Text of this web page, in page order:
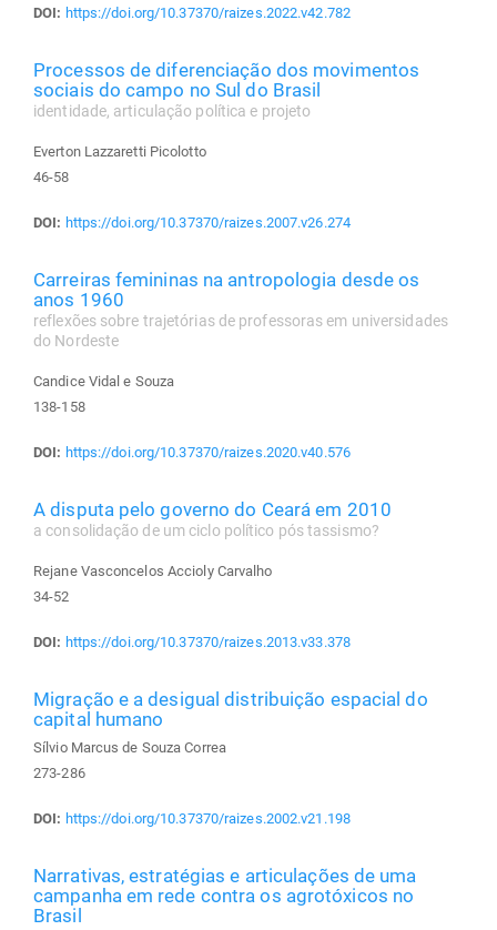
DOI: https://doi.org/10.37370/raizes.2022.v42.782
Processos de diferenciação dos movimentos
sociais do campo no Sul do Brasil
identidade, articulação política e projeto
Everton Lazzaretti Picolotto
46-58
DOI: https://doi.org/10.37370/raizes.2007.v26.274
Carreiras femininas na antropologia desde os
anos 1960
reflexões sobre trajetórias de professoras em universidades
do Nordeste
Candice Vidal e Souza
138-158
DOI: https://doi.org/10.37370/raizes.2020.v40.576
A disputa pelo governo do Ceará em 2010
a consolidação de um ciclo político pós tassismo?
Rejane Vasconcelos Accioly Carvalho
34-52
DOI: https://doi.org/10.37370/raizes.2013.v33.378
Migração e a desigual distribuição espacial do
capital humano
Sílvio Marcus de Souza Correa
273-286
DOI: https://doi.org/10.37370/raizes.2002.v21.198
Narrativas, estratégias e articulações de uma
campanha em rede contra os agrotóxicos no
Brasil